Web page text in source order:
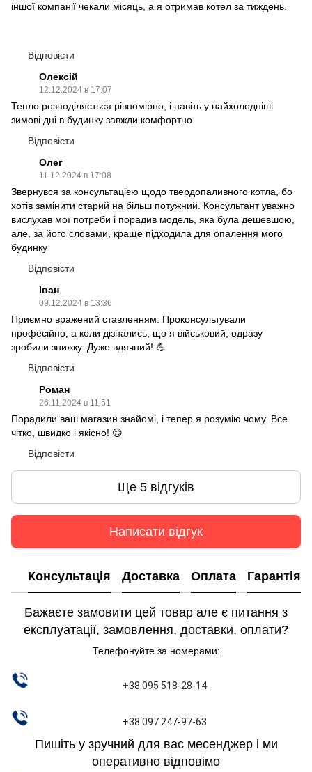
іншої компанії чекали місяць, а я отримав котел за тиждень.
Відповісти
Олексій
12.12.2024 в 17:07
Тепло розподіляється рівномірно, і навіть у найхолодніші
зимові дні в будинку завжди комфортно
Відповісти
Олег
11.12.2024 в 17:08
Звернувся за консультацією щодо твердопаливного котла, бо
хотів замінити старий на більш потужний. Консультант уважно
вислухав мої потреби і порадив модель, яка була дешевшою,
але, за його словами, краще підходила для опалення мого
будинку
Відповісти
Іван
09.12.2024 в 13:36
Приємно вражений ставленням. Проконсультували
професійно, а коли дізнались, що я військовий, одразу
зробили знижку. Дуже вдячний! 💪
Відповісти
Роман
26.11.2024 в 11:51
Порадили ваш магазин знайомі, і тепер я розумію чому. Все
чітко, швидко і якісно! 😊
Відповісти
Ще 5 відгуків
Написати відгук
Консультація Доставка Оплата Гарантія
Бажаєте замовити цей товар але є питання з
експлуатації, замовлення, доставки, оплати?
Телефонуйте за номерами:
+38 095 518-28-14
+38 097 247-97-63
Пишіть у зручний для вас месенджер і ми
оперативно відповімо